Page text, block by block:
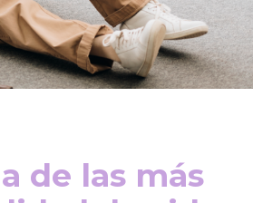
de las más